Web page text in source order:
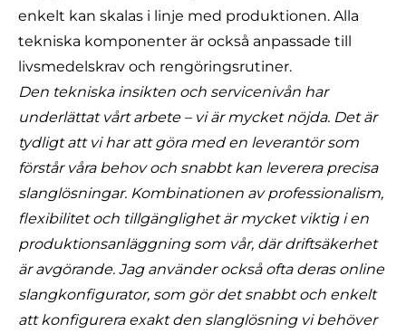
enkelt kan skalas i linje med produktionen. Alla
tekniska komponenter är också anpassade till
livsmedelskrav och rengöringsrutiner.
Den tekniska insikten och servicenivån har
underlättat vårt arbete – vi är mycket nöjda. Det är
tydligt att vi har att göra med en leverantör som
förstår våra behov och snabbt kan leverera precisa
slanglösningar. Kombinationen av professionalism,
flexibilitet och tillgänglighet är mycket viktig i en
produktionsanläggning som vår, där driftsäkerhet
är avgörande. Jag använder också ofta deras online
slangkonfigurator, som gör det snabbt och enkelt
att konfigurera exakt den slanglösning vi behöver